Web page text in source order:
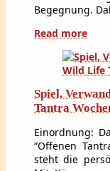
Begegnung.
Read more
Spiel,
Tantra
Einordnung:
“Offenen
steht die